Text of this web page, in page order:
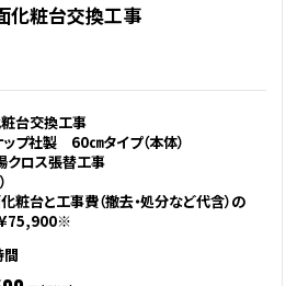
粧台交換工事
台交換工事
ップ社製 60㎝タイプ（本体）
クロス張替工事
粧台と工事費（撤去・処分など代含）の
¥75,900※